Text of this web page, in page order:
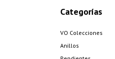
Categorías
VO Colecciones
Anillos